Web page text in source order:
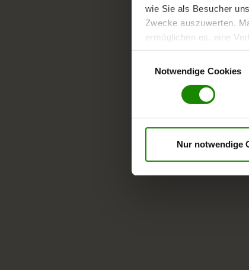
wie Sie als Besucher
Zwecke auszuwerten.
ermöglichen es, eine
anzuzeigen. Sie können
Klicken Sie auf „ Ablehnen
erteilte Einwilligung
Notwendige Cookies
Nur notwendige